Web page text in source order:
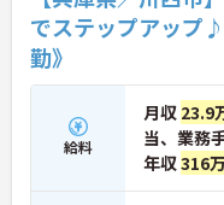
案」制度があり、毎月役
します。自分の気づきが
がるため、やりがいを持
でステップアップ
勤》
給料
月収 23.9
当、業務
年収316